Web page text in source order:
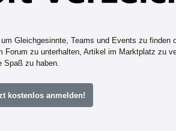
Gleichgesinnte, Teams und Events zu finden
Forum zu unterhalten, Artikel im Marktplatz zu
Spaß zu haben.
kostenlos anmelden!